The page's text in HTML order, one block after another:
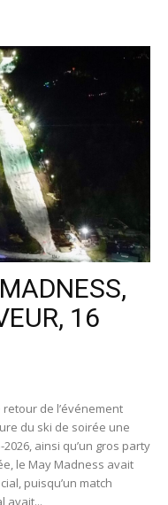
16
retour de l’événement
du ski de soirée une
ainsi qu’un gros party
le May Madness avait
puisqu’un match